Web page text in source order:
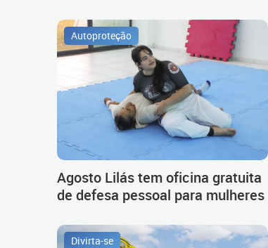
Autoproteção
Agosto Lilás tem oficina gratuita
de defesa pessoal para mulheres
Divirta-se